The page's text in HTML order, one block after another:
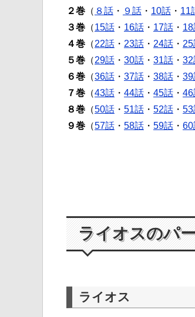
２巻 （ ８話 ・ ９話 ・ 10話 ・ 11
３巻 （15話 ・ 16話 ・ 17話 ・
４巻 （22話 ・ 23話 ・ 24話 ・
５巻 （29話 ・ 30話 ・ 31話 ・ 32
６巻 （36話 ・ 37話 ・ 38話 ・ 39
７巻 （43話 ・ 44話 ・ 45話 ・ 46
８巻 （50話 ・ 51話 ・ 52話 ・ 53
９巻 （57話 ・ 58話 ・ 59話 ・ 60
ライオスのパ
ライオス